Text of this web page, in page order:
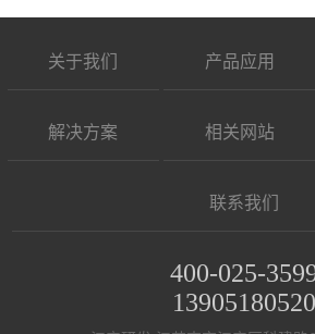
关于我们 产品应用
解决方案 相关网站
联系我们
400-025-
13905180520